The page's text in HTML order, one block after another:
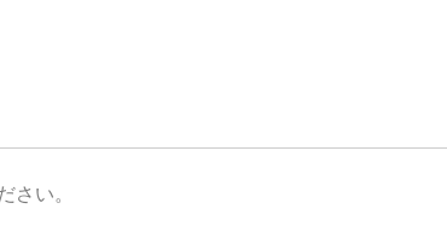
さい。